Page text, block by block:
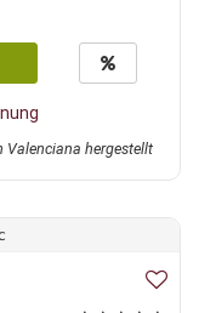
Valenciana hergestellt